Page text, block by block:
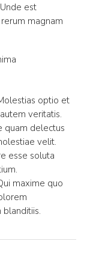
est
magnam
optio et
veritatis.
quam delectus
velit.
esse soluta
maxime quo